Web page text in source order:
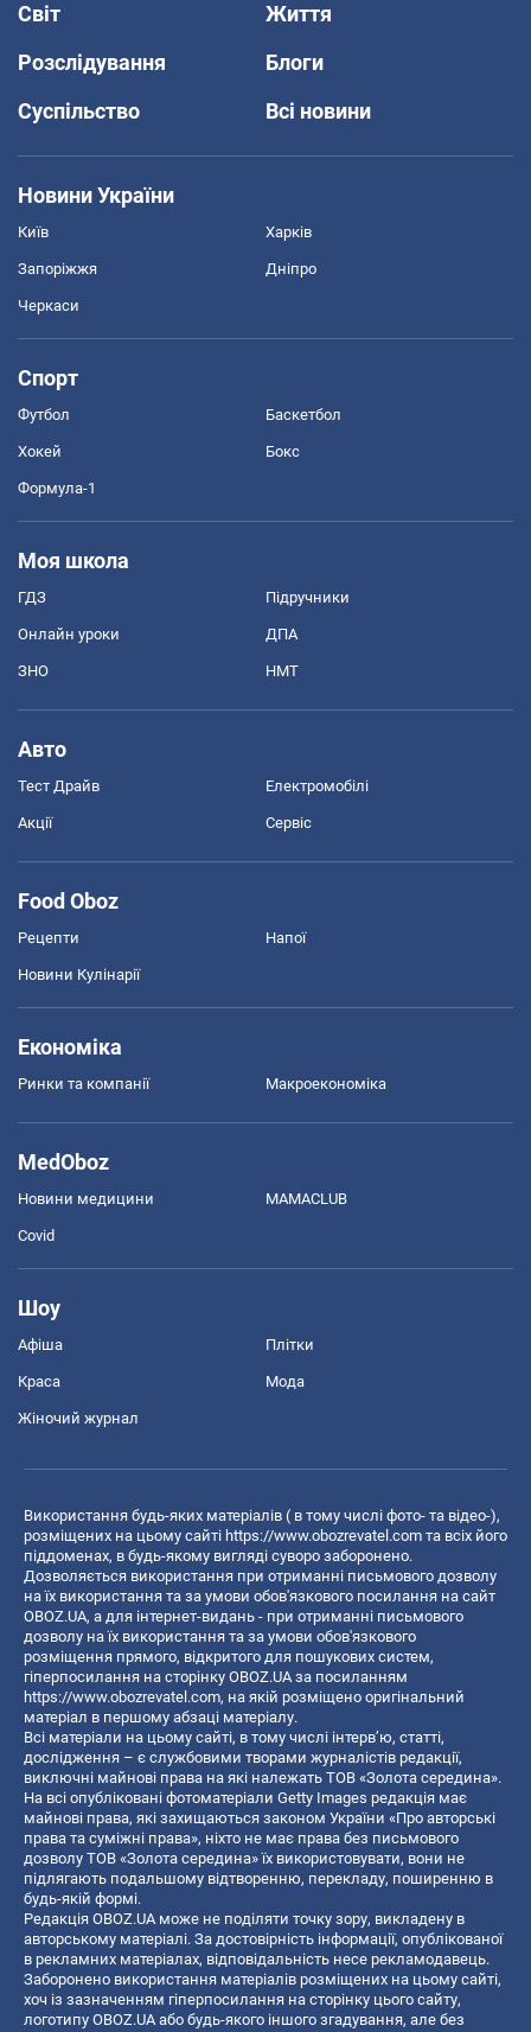
Світ
Життя
Розслідування
Блоги
Суспільство
Всі новини
Новини України
Київ Харків
Запоріжжя Дніпро
Черкаси
Спорт
Футбол Баскетбол
Хокей Бокс
Формула-1
Моя школа
ГДЗ Підручники
Онлайн уроки ДПА
ЗНО НМТ
Авто
Тест Драйв Електромобілі
Акції Сервіс
Food Oboz
Рецепти Напої
Новини Кулінарії
Економіка
Ринки та компанії Макроекономіка
MedOboz
Новини медицини MAMACLUB
Covid
Шоу
Афіша Плітки
Краса Мода
Жіночий журнал
Використання будь-яких матеріалів ( в тому числі фото- та відео-),
розміщених на цьому сайті https://www.obozrevatel.com та всіх його
піддоменах, в будь-якому вигляді суворо заборонено.
Дозволяється використання при отриманні письмового дозволу
на їх використання та за умови обов'язкового посилання на сайт
OBOZ.UA, а для інтернет-видань - при отриманні письмового
дозволу на їх використання та за умови обов'язкового
розміщення прямого, відкритого для пошукових систем,
гіперпосилання на сторінку OBOZ.UA за посиланням
https://www.obozrevatel.com, на якій розміщено оригінальний
матеріал в першому абзаці матеріалу.
Всі матеріали на цьому сайті, в тому числі інтерв’ю, статті,
дослідження – є службовими творами журналістів редакції,
виключні майнові права на які належать ТОВ «Золота середина».
На всі опубліковані фотоматеріали Getty Images редакція має
майнові права, які захищаються законом України «Про авторські
права та суміжні права», ніхто не має права без письмового
дозволу ТОВ «Золота середина» їх використовувати, вони не
підлягають подальшому відтворенню, перекладу, поширенню в
будь-якій формі.
Редакція OBOZ.UA може не поділяти точку зору, викладену в
авторському матеріалі. За достовірність інформації, опублікованої
в рекламних матеріалах, відповідальність несе рекламодавець.
Заборонено використання матеріалів розміщених на цьому сайті,
хоч із зазначенням гіперпосилання на сторінку цього сайту,
логотипу OBOZ.UA або будь-якого іншого згадування, але без